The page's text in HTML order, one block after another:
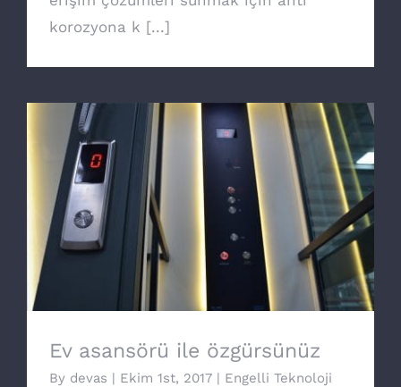
korozyona k [...]
Ev asansörü ile özgürsünüz
Ev asansörü ile özgürsünüz
By devas | Ekim 1st, 2017 | Engelli Teknoloji